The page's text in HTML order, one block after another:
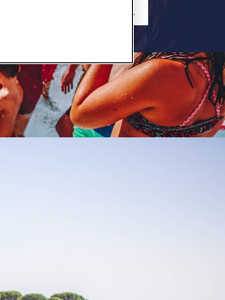
DISCOVER THE OFFER